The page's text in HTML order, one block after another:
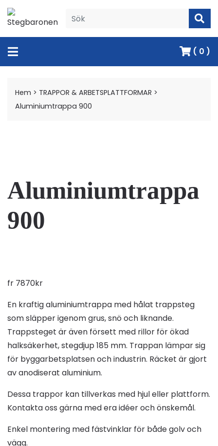
( 0 )
Hem > TRAPPOR & ARBETSPLATTFORMAR >
Aluminiumtrappa 900
Aluminiumtrappa
900
fr 7870kr
En kraftig aluminiumtrappa med hålat trappsteg
som släpper igenom grus, snö och liknande.
Trappsteget är även försett med rillor för ökad
halksäkerhet, stegdjup 185 mm. Trappan lämpar sig
för byggarbetsplatsen och industrin. Räcket är gjort
av anodiserat aluminium.
Dessa trappor kan tillverkas med hjul eller plattform.
Kontakta oss gärna med era idéer och önskemål.
Enkel montering med fästvinklar för både golv och
vägg.